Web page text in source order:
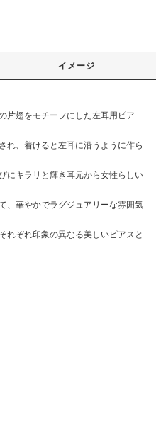
イメージ
片翅をモチーフにした左耳用ピア
れ、着けると左耳に沿うように作ら
にキラリと輝き耳元から女性らしい
、華やかでラグジュアリーな雰囲気
れぞれ印象の異なる美しいピアスと